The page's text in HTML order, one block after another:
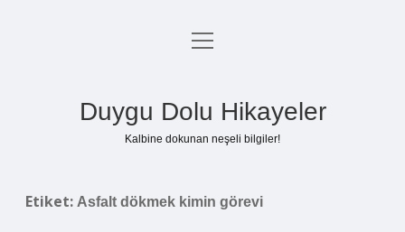
Anasayfa
menüyü
Duygu Dolu Hikayeler
Kalbine dokunan neşeli bilgiler!
Etiket: Asfalt dökmek kimin görevi